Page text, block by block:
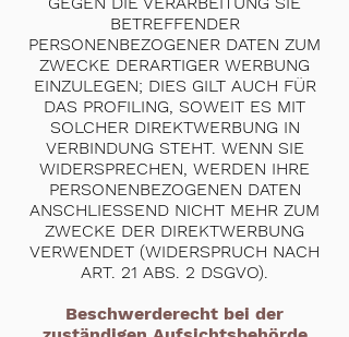
BETREFFENDER
PERSONENBEZOGENER DATEN ZUM
ZWECKE DERARTIGER WERBUNG
EINZULEGEN; DIES GILT AUCH FÜR
DAS PROFILING, SOWEIT ES MIT
SOLCHER DIREKTWERBUNG IN
VERBINDUNG STEHT. WENN SIE
WIDERSPRECHEN, WERDEN IHRE
PERSONENBEZOGENEN DATEN
ANSCHLIESSEND NICHT MEHR ZUM
ZWECKE DER DIREKTWERBUNG
VERWENDET (WIDERSPRUCH NACH
ART. 21 ABS. 2 DSGVO).
Beschwerderecht bei der